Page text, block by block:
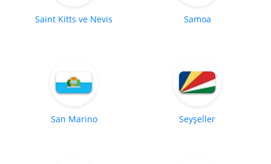
Saint Kitts ve Nevis Samoa
San Marino Seyşeller